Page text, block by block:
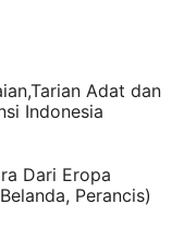
Adat dan
Indonesia
Dari Eropa
Perancis)